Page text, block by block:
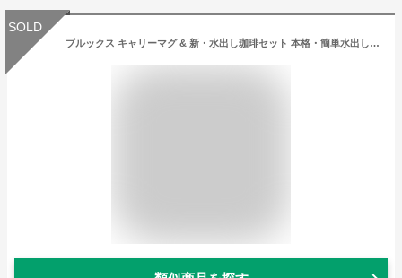
SOLD
ブルックス キャリーマグ & 新・水出し珈琲セット 本格・簡単水出し珈琲とブルックスオリジナルのキャリーマグ！[耐熱ガラス/BROOKS]